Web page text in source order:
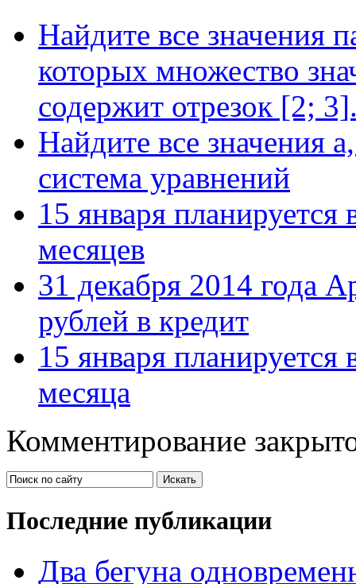
Найдите все значения
которых множество
содержит отрезок [2;
Найдите все значения
система уравнений
15 января планируется
месяцев
31 декабря 2014 года
рублей в кредит
15 января планируется
месяца
Комментирование
Последние публикации
Два бегуна